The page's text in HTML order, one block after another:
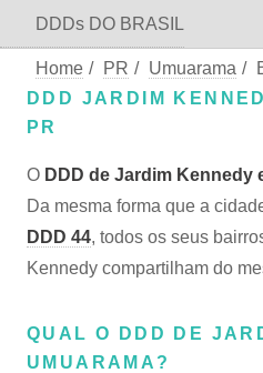
DDDs DO BRASIL
Home / PR / Umuarama /
DDD JARDIM
PR
O DDD de Jardim Kennedy
Da mesma forma que a
DDD 44, todos os seus
Kennedy compartilham do
QUAL O DDD DE
UMUARAMA?